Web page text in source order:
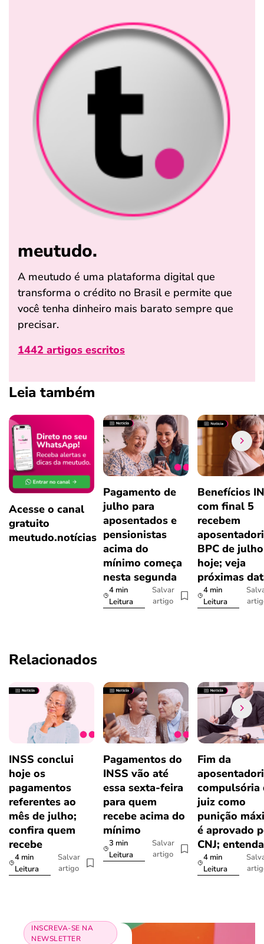
meutudo.
A meutudo é uma plataforma digital que
transforma o crédito no Brasil e permite que
você tenha dinheiro mais barato sempre que
precisar.
1442 artigos escritos
Leia também
Acesse o canal
gratuito
meutudo.notícias
Pagamento de
julho para
aposentados e
pensionistas
acima do
mínimo começa
nesta segunda
4 min
Leitura
Salvar
artigo
Benefícios
com final 5
recebem
BPC de julho
hoje; veja
próximas
4 min
Leitura
Relacionados
INSS conclui
hoje os
pagamentos
referentes ao
mês de julho;
confira quem
recebe
4 min
Leitura
Salvar
artigo
Pagamentos do
INSS vão até
essa sexta-feira
para quem
recebe acima do
mínimo
3 min
Leitura
Salvar
artigo
Fim da
compulsória
juiz como
punição
é aprovado
CNJ; entenda
4 min
Leitura
INSCREVA-SE NA
NEWSLETTER